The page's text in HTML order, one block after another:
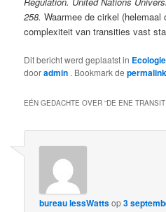
258.Waarmee de cirkel
complexiteit van transities vast
Dit bericht werd geplaatst in Ecologie
dooradmin . Bookmark depermalink
EÉN GEDACHTE OVER “DE ENE
bureau lessWattsop3